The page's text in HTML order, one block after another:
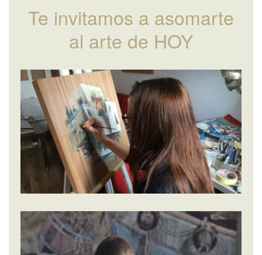
Te invitamos a asomarte
al arte de HOY